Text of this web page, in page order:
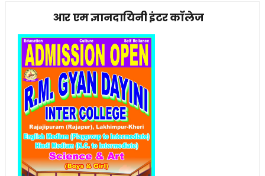
आर एम ज्ञानदायिनी इंटर कॉलेज